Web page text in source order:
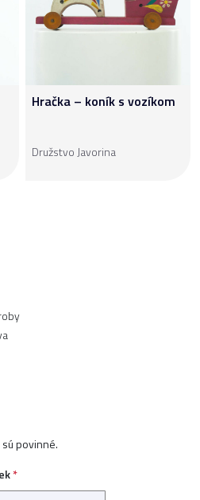
Hračka – koník s vozíkom
Družstvo Javorina
sú povinné.
*